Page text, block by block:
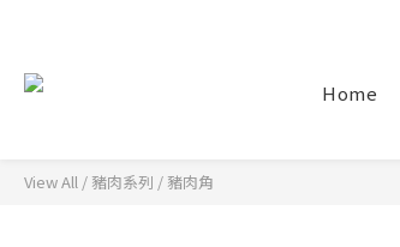
Home
View All / 豬肉系列 / 豬肉角